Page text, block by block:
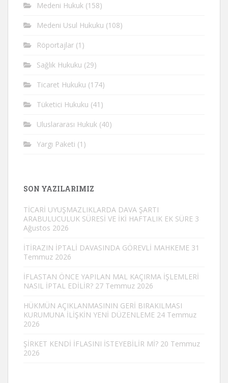
Medeni Hukuk (158)
Medeni Usul Hukuku (108)
Röportajlar (1)
Sağlık Hukuku (29)
Ticaret Hukuku (174)
Tüketici Hukuku (41)
Uluslararası Hukuk (40)
Yargı Paketi (1)
SON YAZILARIMIZ
TİCARİ UYUŞMAZLIKLARDA DAVA ŞARTI
ARABULUCULUK SÜRESİ VE İKİ HAFTALIK EK SÜRE 3
Ağustos 2026
İTİRAZIN İPTALİ DAVASINDA GÖREVLİ MAHKEME 31
Temmuz 2026
İFLASTAN ÖNCE YAPILAN MAL KAÇIRMA İŞLEMLERİ
NASIL İPTAL EDİLİR? 27 Temmuz 2026
HÜKMÜN AÇIKLANMASININ GERİ BIRAKILMASI
KURUMUNA İLİŞKİN YENİ DÜZENLEME 24 Temmuz
2026
ŞİRKET KENDİ İFLASINI İSTEYEBİLİR Mİ? 20 Temmuz
2026